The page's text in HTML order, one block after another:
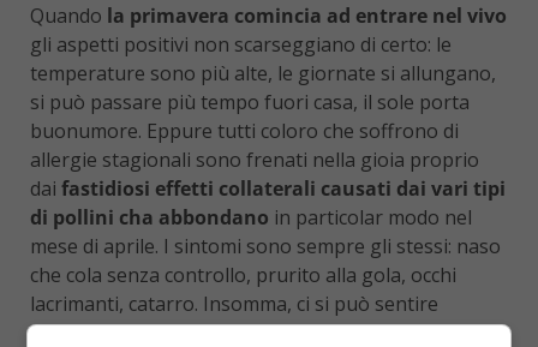
Quando la primavera comincia ad entrare nel vivo
gli aspetti positivi non scarseggiano di certo: le
temperature sono più alte, le giornate si allungano,
si può passare più tempo fuori casa, il sole porta
buonumore. Eppure tutti coloro che soffrono di
allergie stagionali sono frenati nella gioia proprio
dai fastidiosi effetti collaterali causati dai vari tipi
di pollini cha abbondano in particolar modo nel
mese di aprile. I sintomi sono sempre gli stessi: naso
che cola senza controllo, prurito alla gola, occhi
lacrimanti, catarro. Insomma, ci si può sentire
spossati e decisamente fuori forma.